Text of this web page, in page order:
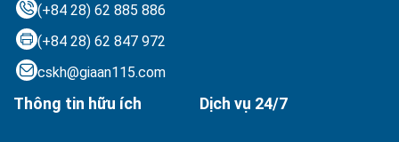
(+84 28) 62 885 886
(+84 28) 62 847 972
cskh@giaan115.com
Thông tin hữu ích Dịch vụ 24/7